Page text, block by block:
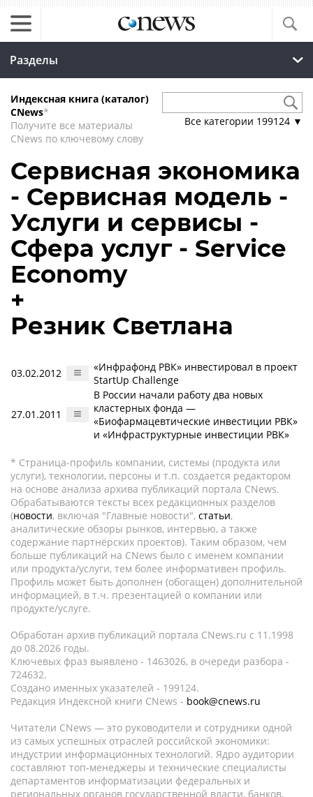
Разделы
Индексная книга (каталог)
CNews*
Получите все материалы
CNews по ключевому слову
Все категории 199124 ▼
Сервисная экономика
- Сервисная модель -
Услуги и сервисы -
Сфера услуг - Service
Economy
+
Резник Светлана
03.02.2012
«Инфрафонд РВК» инвестировал в проект
StartUp Challenge
27.01.2011
В России начали работу два новых
кластерных фонда —
«Биофармацевтические инвестиции РВК»
и «Инфраструктурные инвестиции РВК»
* Страница-профиль компании, системы (продукта или
услуги), технологии, персоны и т.п. создается редактором
на основе анализа архива публикаций портала CNews.
Обрабатываются тексты всех редакционных разделов
(новости, включая "Главные новости", статьи,
аналитические обзоры рынков, интервью, а также
содержание партнёрских проектов). Таким образом, чем
больше публикаций на CNews было с именем компании
или продукта/услуги, тем более информативен профиль.
Профиль может быть дополнен (обогащен) дополнительной
информацией, в т.ч. презентацией о компании или
продукте/услуге.
Обработан архив публикаций портала CNews.ru c 11.1998
до 08.2026 годы.
Ключевых фраз выявлено - 1463026, в очереди разбора -
724632.
Создано именных указателей - 199124.
Редакция Индексной книги CNews - book@cnews.ru
Читатели CNews — это руководители и сотрудники одной
из самых успешных отраслей российской экономики:
индустрии информационных технологий. Ядро аудитории
составляют топ-менеджеры и технические специалисты
департаментов информатизации федеральных и
региональных органов государственной власти, банков,